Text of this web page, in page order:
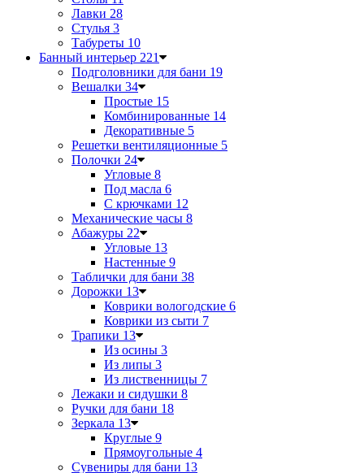
Лавки 28
Стулья 3
Табуреты 10
Банный интерьер 221
Подголовники для бани 19
Вешалки 34
Простые 15
Комбинированные 14
Декоративные 5
Решетки вентиляционные 5
Полочки 24
Угловые 8
Под масла 6
С крючками 12
Механические часы 8
Абажуры 22
Угловые 13
Настенные 9
Таблички для бани 38
Дорожки 13
Коврики вологодские 6
Коврики из сыти 7
Трапики 13
Из осины 3
Из липы 3
Из лиственницы 7
Лежаки и сидушки 8
Ручки для бани 18
Зеркала 13
Круглые 9
Прямоугольные 4
Сувениры для бани 13